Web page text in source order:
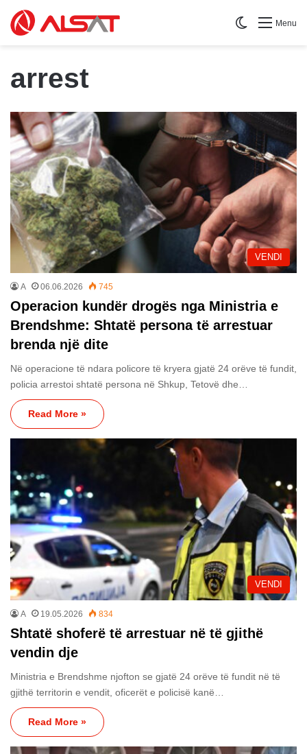
Menu
Switch skin
arrest
VENDI
A 06.06.2026 745
Operacion kundër drogës nga Ministria e
Brendshme: Shtatë persona të arrestuar
brenda një dite
Në operacione të ndara policore të kryera gjatë 24 orëve të fundit,
policia arrestoi shtatë persona në Shkup, Tetovë dhe…
Read More »
VENDI
A 19.05.2026 834
Shtatë shoferë të arrestuar në të gjithë
vendin dje
Ministria e Brendshme njofton se gjatë 24 orëve të fundit në të
gjithë territorin e vendit, oficerët e policisë kanë…
Read More »